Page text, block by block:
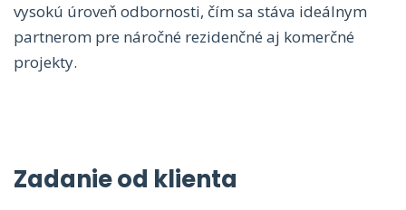
vysokú úroveň odbornosti, čím sa stáva ideálnym
partnerom pre náročné rezidenčné aj komerčné
projekty.
Zadanie od klienta